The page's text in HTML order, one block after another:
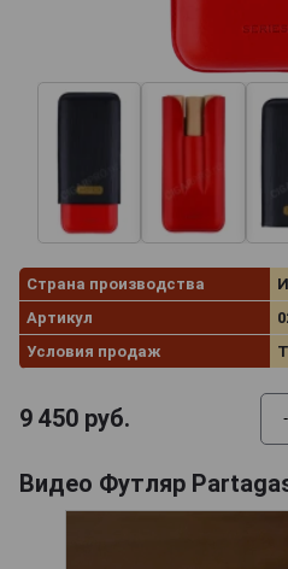
Страна производства
Артикул
Условия продаж
9 450 руб. -
Видео Футляр